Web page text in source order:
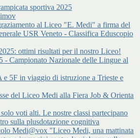
sportiva 2025
al Liceo "E. Medi" a firma del
USR Veneto - Classifica Eduscopio
ottimi risultati per il nostro Liceo!
- Campionato Nazionale delle Lingue al
e 5F in viaggio di istruzione a Trieste e
del Liceo Medi alla Fiera Job & Orienta
voti alti. Le nostre classi partecipano
sulla plusdotazione cognitiva
Medi@vox "Liceo Medi, una mattinata